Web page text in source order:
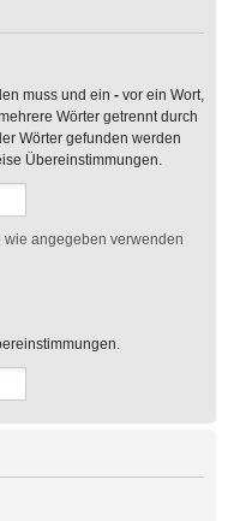
muss und ein - vor ein Wort,
Wörter getrennt durch
Wörter gefunden werden
Übereinstimmungen.
wie angegeben verwenden